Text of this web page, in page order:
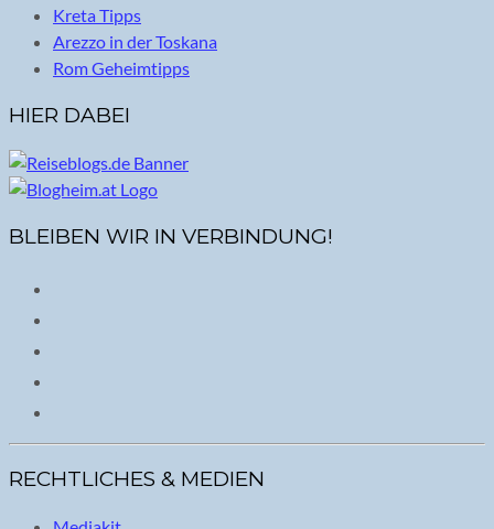
Kreta Tipps
Arezzo in der Toskana
Rom Geheimtipps
HIER DABEI
BLEIBEN WIR IN VERBINDUNG!
RECHTLICHES & MEDIEN